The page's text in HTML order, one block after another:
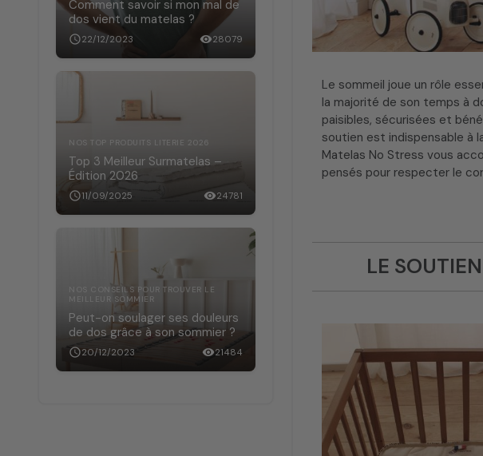
Comment savoir si mon mal de
dos vient du matelas ?
schedule22/12/2023 visibility28079
NOS TOP PRODUITS LITERIE 2026
Top 3 Meilleur Surmatelas –
Édition 2026
schedule11/09/2025 visibility24781
NOS CONSEILS POUR TROUVER LE
MEILLEUR SOMMIER
Peut-on soulager ses douleurs
de dos grâce à son sommier ?
schedule20/12/2023 visibility21484
Le sommeil joue un rôle
la majorité de son temps à
paisibles, sécurisées et
soutien est indispensable à
Matelas No Stress vous
pensés pour respecter le
LE